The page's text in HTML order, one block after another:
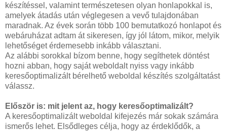
készítéssel, valamint természetesen olyan honlapokkal is,
amelyek átadás után véglegesen a vevő tulajdonában
maradnak. Az évek során több 100 bemutatkozó honlapot és
webáruházat adtam át sikeresen, így jól látom, mikor, melyik
lehetőséget érdemesebb inkább választani.
Az alábbi sorokkal bízom benne, hogy segíthetek döntést
hozni abban, hogy saját weboldalt nyiss vagy inkább
keresőoptimalizált bérelhető weboldal készítés szolgáltatást
válassz.
Először is: mit jelent az, hogy keresőoptimalizált?
A keresőoptimalizált weboldal kifejezés már sokak számára
ismerős lehet. Elsődleges célja, hogy az érdeklődők, a